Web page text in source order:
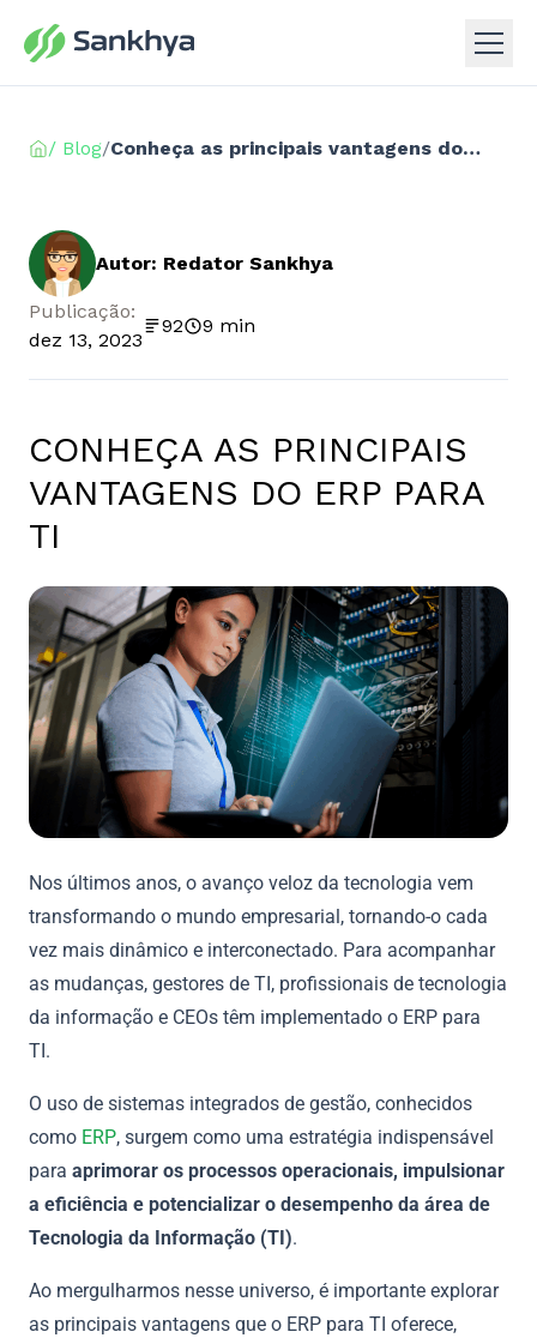
/ Blog/ Conheça as principais vantagens do ERP para TI
Autor: Redator Sankhya
Publicação:
dez 13, 2023
92 9 min
CONHEÇA AS PRINCIPAIS
VANTAGENS DO ERP PARA
TI
Nos últimos anos, o avanço veloz da tecnologia vem
transformando o mundo empresarial, tornando-o cada
vez mais dinâmico e interconectado. Para acompanhar
as mudanças, gestores de TI, profissionais de tecnologia
da informação e CEOs têm implementado o ERP para
TI.
O uso de sistemas integrados de gestão, conhecidos
como ERP, surgem como uma estratégia indispensável
para aprimorar os processos operacionais, impulsionar
a eficiência e potencializar o desempenho da área de
Tecnologia da Informação (TI).
Ao mergulharmos nesse universo, é importante explorar
as principais vantagens que o ERP para TI oferece,